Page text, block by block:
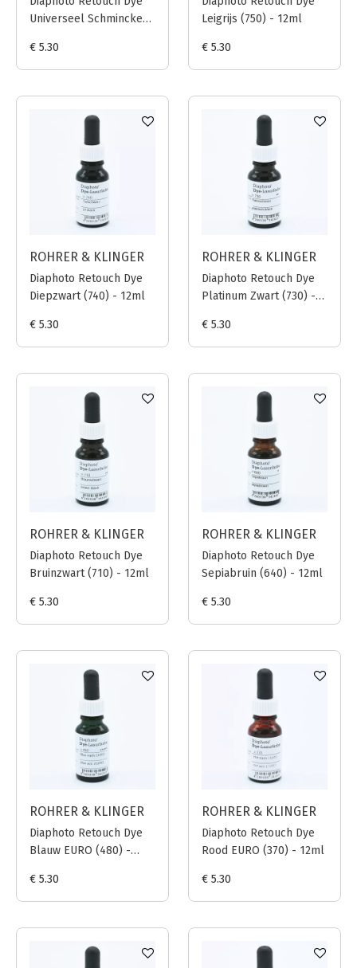
Universeel Schmincke
€ 5.30
Leigrijs (750) - 12ml
€ 5.30
ROHRER & KLINGER
Diaphoto Retouch Dye
Diepzwart (740) - 12ml
€ 5.30
ROHRER & KLINGER
Diaphoto Retouch Dye
Platinum Zwart (730) -
€ 5.30
ROHRER & KLINGER
Diaphoto Retouch Dye
Bruinzwart (710) - 12ml
€ 5.30
ROHRER & KLINGER
Diaphoto Retouch Dye
Sepiabruin (640) - 12ml
€ 5.30
ROHRER & KLINGER
Diaphoto Retouch Dye
Blauw EURO (480) -
€ 5.30
ROHRER & KLINGER
Diaphoto Retouch Dye
Rood EURO (370) - 12ml
€ 5.30